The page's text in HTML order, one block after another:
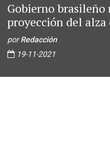
Gobierno brasileño
proyección del alza
porRedacción
19-11-2021